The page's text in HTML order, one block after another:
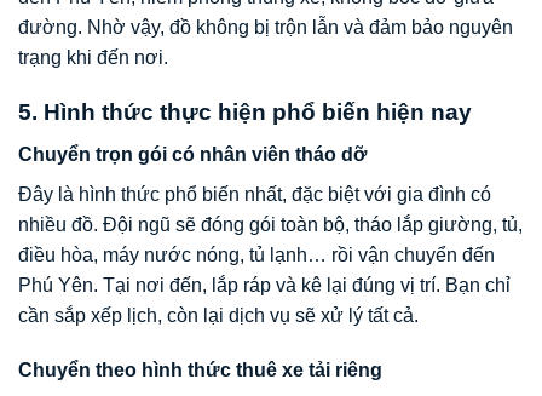
đường. Nhờ vậy, đồ không bị trộn lẫn và đảm bảo nguyên
trạng khi đến nơi.
5. Hình thức thực hiện phổ biến hiện nay
Chuyển trọn gói có nhân viên tháo dỡ
Đây là hình thức phổ biến nhất, đặc biệt với gia đình có
nhiều đồ. Đội ngũ sẽ đóng gói toàn bộ, tháo lắp giường, tủ,
điều hòa, máy nước nóng, tủ lạnh… rồi vận chuyển đến
Phú Yên. Tại nơi đến, lắp ráp và kê lại đúng vị trí. Bạn chỉ
cần sắp xếp lịch, còn lại dịch vụ sẽ xử lý tất cả.
Chuyển theo hình thức thuê xe tải riêng